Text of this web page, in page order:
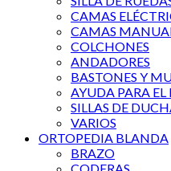
CAMAS
CAMAS
COLCHONES
ANDADORES
BASTONES Y
AYUDA PARA
SILLAS DE
VARIOS
ORTOPEDIA BLANDA
BRAZO